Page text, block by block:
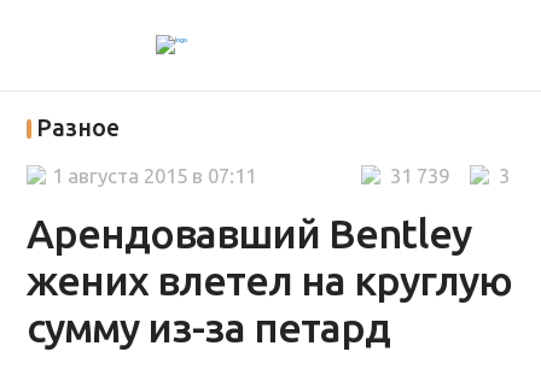
Разное
Арендовавший Bentley
жених влетел на круглую
сумму из-за петард
3
31 739
1 августа 2015 в 07:11